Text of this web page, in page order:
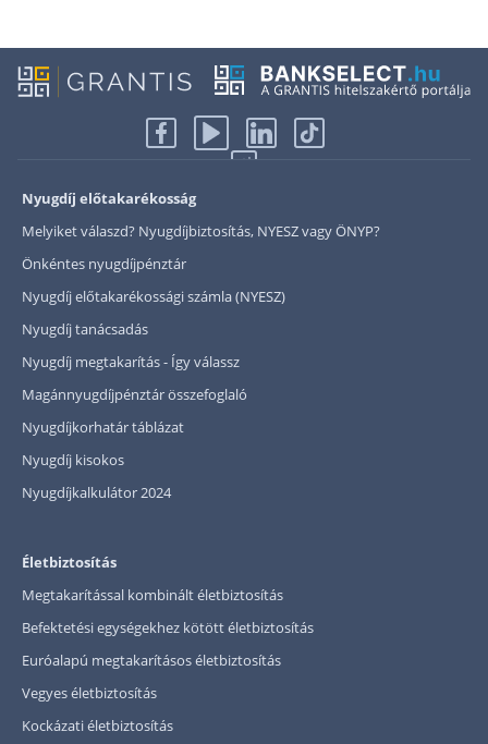
Nyugdíj előtakarékosság
Melyiket válaszd? Nyugdíjbiztosítás, NYESZ vagy ÖNYP?
Önkéntes nyugdíjpénztár
Nyugdíj előtakarékossági számla (NYESZ)
Nyugdíj tanácsadás
Nyugdíj megtakarítás - Így válassz
Magánnyugdíjpénztár összefoglaló
Nyugdíjkorhatár táblázat
Nyugdíj kisokos
Nyugdíjkalkulátor 2024
Életbiztosítás
Megtakarítással kombinált életbiztosítás
Befektetési egységekhez kötött életbiztosítás
Euróalapú megtakarításos életbiztosítás
Vegyes életbiztosítás
Kockázati életbiztosítás